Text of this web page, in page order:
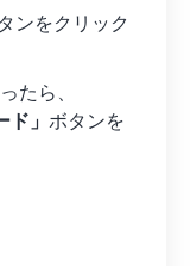
ンをクリック
たら、
」 ボタンを